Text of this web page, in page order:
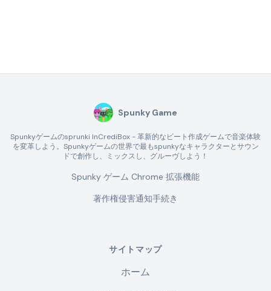
Spunky Game
Spunkyゲームのsprunki InCrediBox - 革新的なビート作成ゲームで音楽体験
を変革しよう。Spunkyゲームの世界で最もspunkyなキャラクターとサウン
ドで創作し、ミックスし、グルーヴしよう！
Spunky ゲーム Chrome 拡張機能
著作権侵害通知手続き
サイトマップ
ホーム